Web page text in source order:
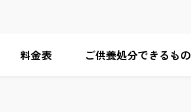
料金表 ご供養処分できるもの